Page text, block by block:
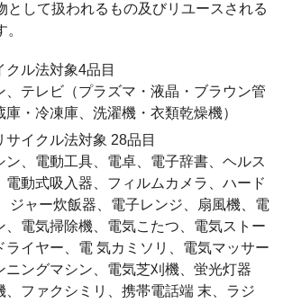
として扱われるもの及びリユースされる
クル法対象4品目
、テレビ（プラズマ・液晶・ブラウン管
庫・冷凍庫、洗濯機・衣類乾燥機）
サイクル法対象 28品目
ン、電動工具、電卓、電子辞書、ヘルス
電動式吸入器、フィルムカメラ、ハード
ジャー炊飯器、電子レンジ、扇風機、電
、電気掃除機、電気こたつ、電気ストー
ライヤー、電 気カミソリ、電気マッサー
ニングマシン、電気芝刈機、蛍光灯器
、ファクシミリ、携帯電話端 末、ラジ